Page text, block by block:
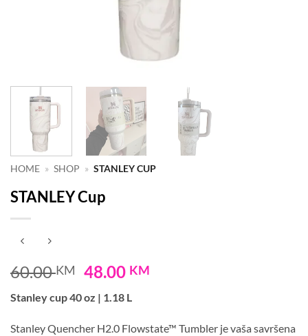
HOME » SHOP » STANLEY CUP
STANLEY Cup
60.00KM
Original
was:
60.00 KM.
48.00 KM
48.00 KM.
Stanley cup 40 oz | 1.18 L
Stanley Quencher H2.0 Flowstate™ Tumbler je vaša savršena